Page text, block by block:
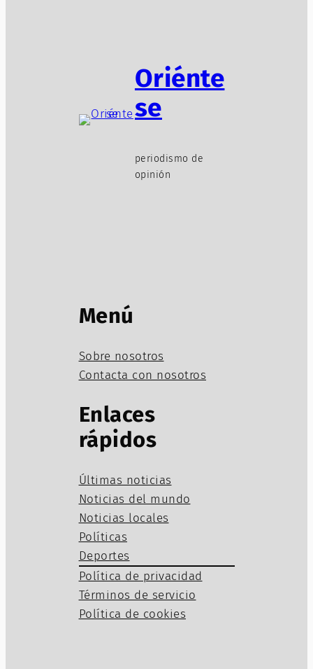
Oriénte
se
periodismo de
opinión
Menú
Sobre nosotros
Contacta con nosotros
Enlaces
rápidos
Últimas noticias
Noticias del mundo
Noticias locales
Políticas
Deportes
Política de privacidad
Términos de servicio
Política de cookies